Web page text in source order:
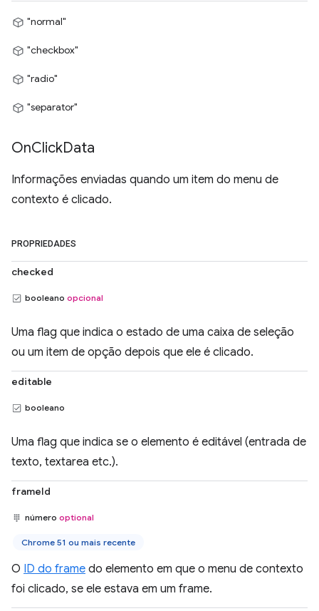
"normal"
"checkbox"
"radio"
"separator"
OnClickData
Informações enviadas quando um item do menu de
contexto é clicado.
PROPRIEDADES
checked
booleano opcional
Uma flag que indica o estado de uma caixa de seleção
ou um item de opção depois que ele é clicado.
editable
booleano
Uma flag que indica se o elemento é editável (entrada de
texto, textarea etc.).
frameId
número optional
Chrome 51 ou mais recente
O ID do frame do elemento em que o menu de contexto
foi clicado, se ele estava em um frame.